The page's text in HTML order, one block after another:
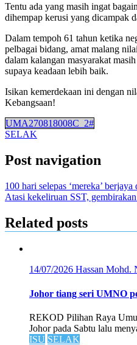
Tentu ada yang masih ingat
dihempap kerusi yang dicampak
Dalam tempoh 61 tahun ketika
pelbagai bidang, amat malang
dalam kalangan masyarakat
supaya keadaan lebih baik.
Isikan kemerdekaan ini dengan
Kebangsaan!
UMA270818008C_2#
SELAK
Post navigation
100 hari selepas ‘mereka’
Atasi kekeliruan SST,
Related posts
14/07/2026 Hassan Mohd.
Johor tiang seri UMNO
REKOD Pilihan Raya
Johor pada Sabtu lalu
ISU SELAK